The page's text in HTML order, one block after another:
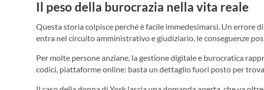
Il peso della burocrazia nella vita reale
Questa storia colpisce perché è facile immedesimarsi. Un errore
entra nel circuito amministrativo e giudiziario, le conseguenze
Per molte persone anziane, la gestione digitale e burocratica
codici, piattaforme online: basta un dettaglio fuori posto per